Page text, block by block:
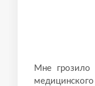
Мне грозило